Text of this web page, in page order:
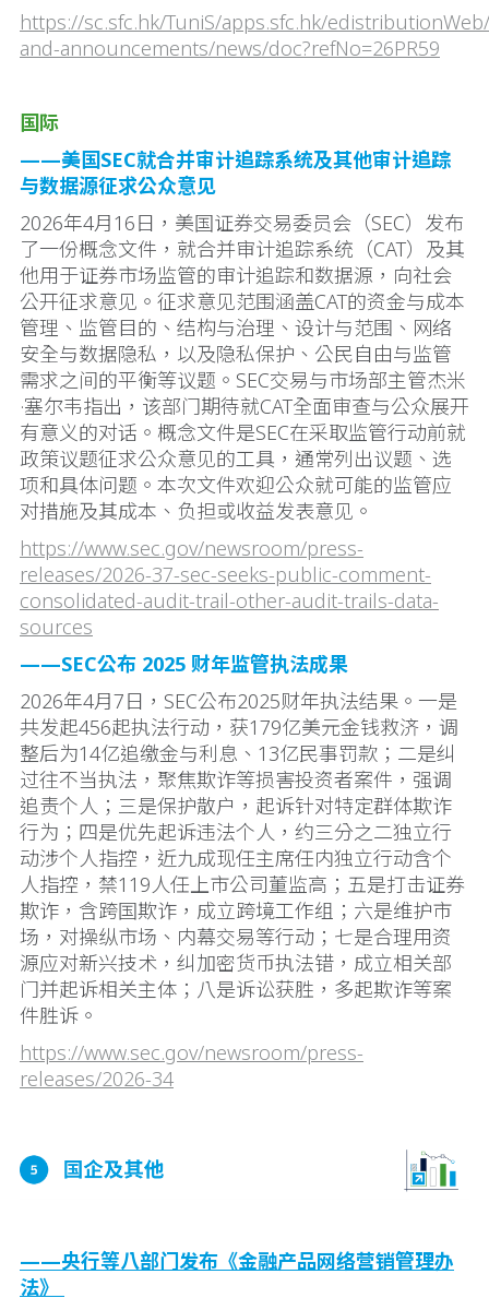
https://sc.sfc.hk/TuniS/apps.sfc.hk/
and-announcements/news/doc?refNo=26PR59
国际
——美国SEC就合并审计追踪系统及其他审计追踪
与数据源征求公众意见
2026年4月16日，美国证券交易委员会（SEC）发布
了一份概念文件，就合并审计追踪系统（CAT）及其
他用于证券市场监管的审计追踪和数据源，向社会
公开征求意见。征求意见范围涵盖CAT的资金与成本
管理、监管目的、结构与治理、设计与范围、网络
安全与数据隐私，以及隐私保护、公民自由与监管
需求之间的平衡等议题。SEC交易与市场部主管杰米
·塞尔韦指出，该部门期待就CAT全面审查与公众展开
有意义的对话。概念文件是SEC在采取监管行动前就
政策议题征求公众意见的工具，通常列出议题、选
项和具体问题。本次文件欢迎公众就可能的监管应
对措施及其成本、负担或收益发表意见。
https://www.sec.gov/newsroom/press-
releases/2026-37-sec-seeks-public-comment-
consolidated-audit-trail-other-audit-trails-data-
sources
——SEC公布 2025 财年监管执法成果
2026年4月7日，SEC公布2025财年执法结果。一是
共发起456起执法行动，获179亿美元金钱救济，调
整后为14亿追缴金与利息、13亿民事罚款；二是纠
过往不当执法，聚焦欺诈等损害投资者案件，强调
追责个人；三是保护散户，起诉针对特定群体欺诈
行为；四是优先起诉违法个人，约三分之二独立行
动涉个人指控，近九成现任主席任内独立行动含个
人指控，禁119人任上市公司董监高；五是打击证券
欺诈，含跨国欺诈，成立跨境工作组；六是维护市
场，对操纵市场、内幕交易等行动；七是合理用资
源应对新兴技术，纠加密货币执法错，成立相关部
门并起诉相关主体；八是诉讼获胜，多起欺诈等案
件胜诉。
https://www.sec.gov/newsroom/press-
releases/2026-34
——央行等八部门发布《金融产品网络营销管理办
法》